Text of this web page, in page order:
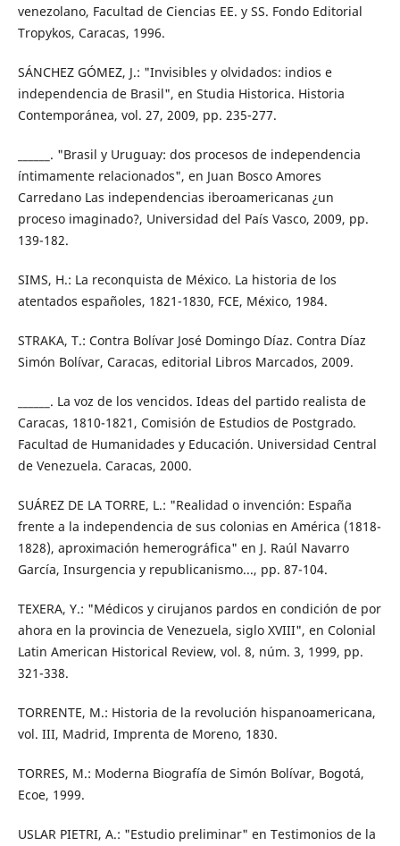
venezolano, Facultad de Ciencias EE. y SS. Fondo Editorial
Tropykos, Caracas, 1996.
SÁNCHEZ GÓMEZ, J.: "Invisibles y olvidados: indios e
independencia de Brasil", en Studia Historica. Historia
Contemporánea, vol. 27, 2009, pp. 235-277.
______. "Brasil y Uruguay: dos procesos de independencia
íntimamente relacionados", en Juan Bosco Amores
Carredano Las independencias iberoamericanas ¿un
proceso imaginado?, Universidad del País Vasco, 2009, pp.
139-182.
SIMS, H.: La reconquista de México. La historia de los
atentados españoles, 1821-1830, FCE, México, 1984.
STRAKA, T.: Contra Bolívar José Domingo Díaz. Contra Díaz
Simón Bolívar, Caracas, editorial Libros Marcados, 2009.
______. La voz de los vencidos. Ideas del partido realista de
Caracas, 1810-1821, Comisión de Estudios de Postgrado.
Facultad de Humanidades y Educación. Universidad Central
de Venezuela. Caracas, 2000.
SUÁREZ DE LA TORRE, L.: "Realidad o invención: España
frente a la independencia de sus colonias en América (1818-
1828), aproximación hemerográfica" en J. Raúl Navarro
García, Insurgencia y republicanismo..., pp. 87-104.
TEXERA, Y.: "Médicos y cirujanos pardos en condición de por
ahora en la provincia de Venezuela, siglo XVIII", en Colonial
Latin American Historical Review, vol. 8, núm. 3, 1999, pp.
321-338.
TORRENTE, M.: Historia de la revolución hispanoamericana,
vol. III, Madrid, Imprenta de Moreno, 1830.
TORRES, M.: Moderna Biografía de Simón Bolívar, Bogotá,
Ecoe, 1999.
USLAR PIETRI, A.: "Estudio preliminar" en Testimonios de la